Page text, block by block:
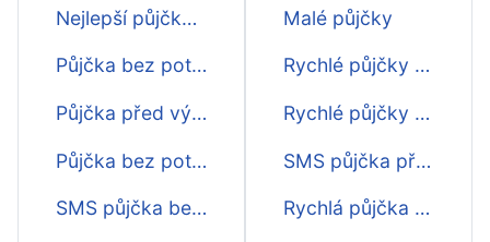
Nejlepší půjčka bez potvrzování příjmu
Půjčka bez potvrzování příjmu
Půjčka před výplatou bez potvrzování příjmu
Půjčka bez potvrzování příjmu ihned na účet
SMS půjčka bez potvrzování příjmu
Malé půjčky
Rychlé půjčky - přehled
Rychlé půjčky - srovnání
SMS půjčka před výplatou
Rychlá půjčka před výplatou